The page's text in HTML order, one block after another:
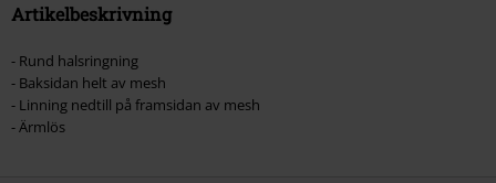
Artikelbeskrivning
- Rund halsringning
- Baksidan helt av mesh
- Linning nedtill på framsidan av mesh
- Ärmlös